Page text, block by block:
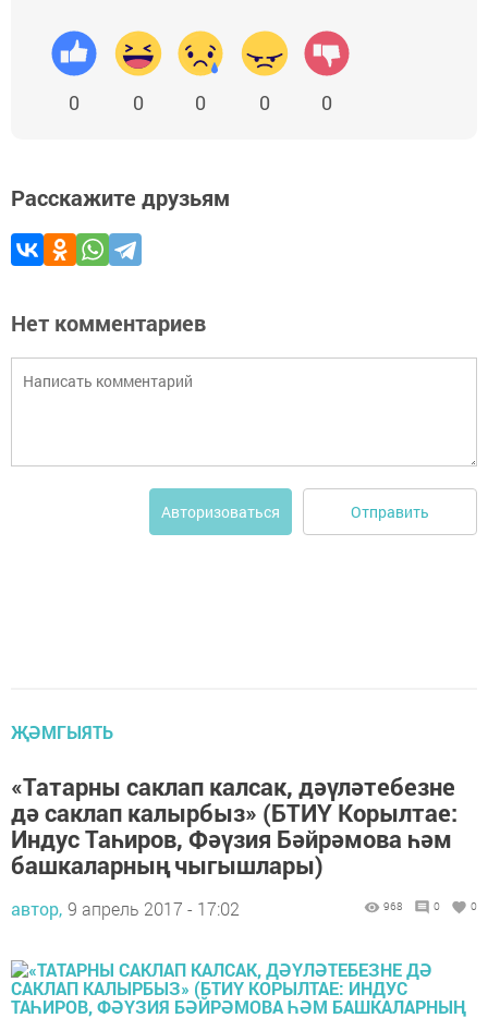
0 0 0 0 0
Расскажите друзьям
Нет комментариев
Авторизоваться Отправить
ҖӘМГЫЯТЬ
«Татарны саклап калсак, дәүләтебезне
дә саклап калырбыз» (БТИҮ Корылтае:
Индус Таһиров, Фәүзия Бәйрәмова һәм
башкаларның чыгышлары)
автор, 9 апрель 2017 - 17:02 968 0 0